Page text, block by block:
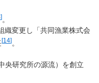
] 。
織変更し「共同漁業株式会
[14]。
央研究所の源流）を創立